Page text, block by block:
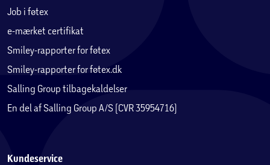
Job i føtex
e-mærket certifikat
Smiley-rapporter for føtex
Smiley-rapporter for føtex.dk
Salling Group tilbagekaldelser
En del af Salling Group A/S (CVR 35954716)
Kundeservice